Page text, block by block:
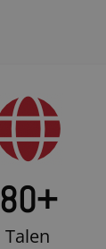
80+
Talen